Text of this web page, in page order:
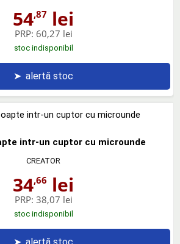
54,87 lei
PRP: 60,27 lei
stoc indisponibil
➤ alertă stoc
intr-un cuptor cu microunde
CREATOR
34,66 lei
PRP: 38,07 lei
stoc indisponibil
➤ alertă stoc